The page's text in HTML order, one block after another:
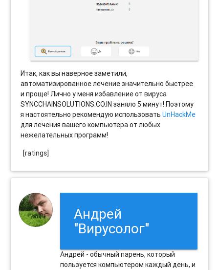
Итак, как вы наверное заметили,
автоматизированное лечение значительно быстрее
и проще! Лично у меня избавление от вируса
SYNCCHAINSOLUTIONS.CO.IN заняло 5 минут! Поэтому
я настоятельно рекомендую использоватьUnHackMe
для лечения вашего компьютера от любых
нежелательных программ!
[ratings]
Андрей
"Вирусолог"
Андрей - обычный парень, который
пользуется компьютером каждый день, и